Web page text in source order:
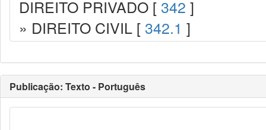
DIREITO PRIVADO [ 342 ]
» DIREITO CIVIL [ 342.1 ]
Publicação: Texto - Português